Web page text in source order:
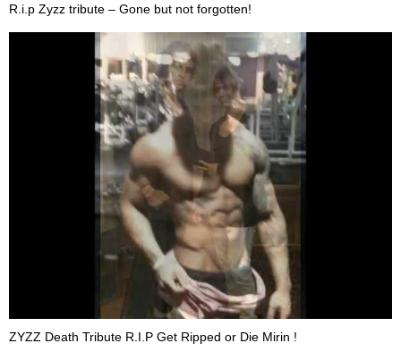
R.i.p Zyzz tribute – Gone but not forgotten!
ZYZZ Death Tribute R.I.P Get Ripped or Die Mirin !